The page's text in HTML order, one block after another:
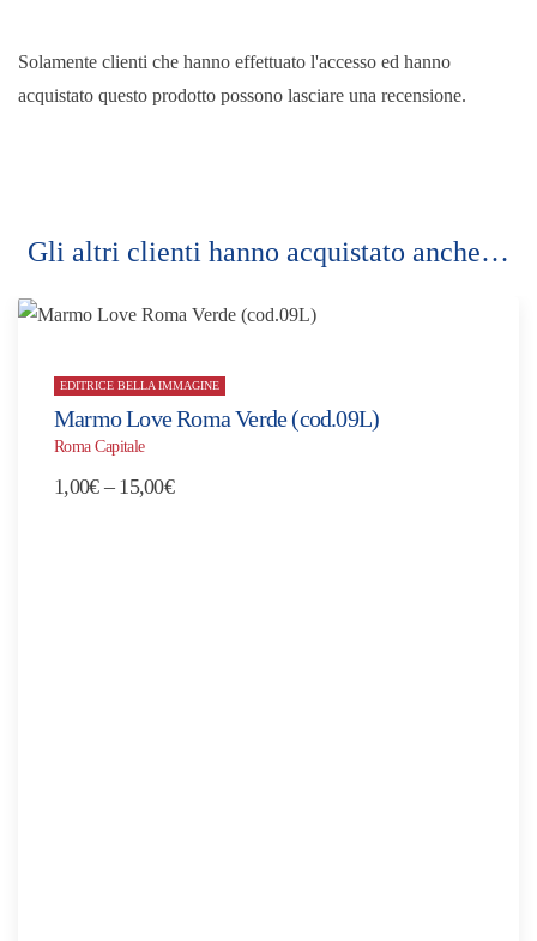
Solamente clienti che hanno effettuato l'accesso ed hanno
acquistato questo prodotto possono lasciare una recensione.
Gli altri clienti hanno acquistato anche…
EDITRICE BELLA IMMAGINE
Marmo Love Roma Verde (cod.09L)
Roma Capitale
1,00€ – 15,00€Fascia